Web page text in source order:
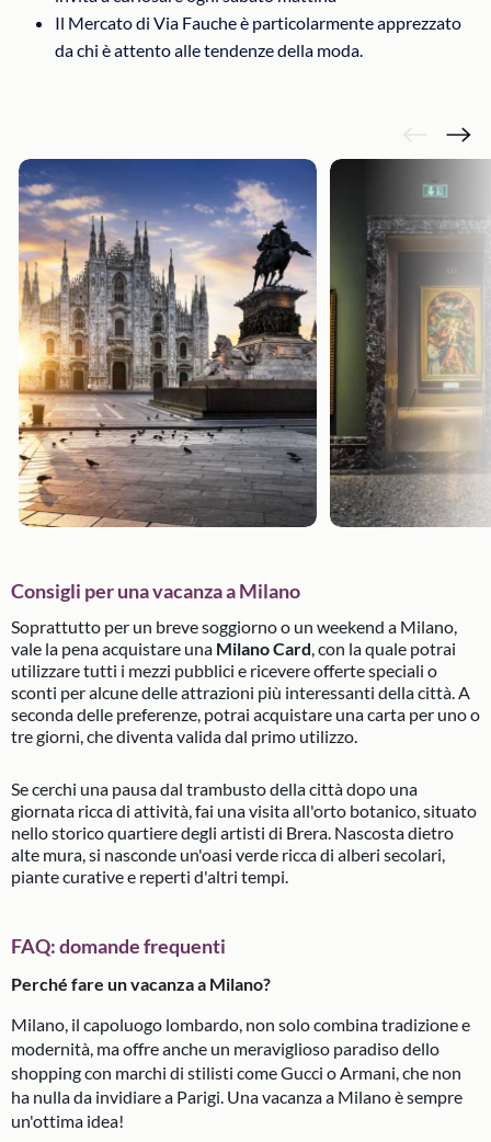
Il Mercato di Via Fauche è particolarmente apprezzato
da chi è attento alle tendenze della moda.
Consigli per una vacanza a Milano
Soprattutto per un breve soggiorno o un weekend a Milano,
vale la pena acquistare una Milano Card, con la quale potrai
utilizzare tutti i mezzi pubblici e ricevere offerte speciali o
sconti per alcune delle attrazioni più interessanti della città. A
seconda delle preferenze, potrai acquistare una carta per uno o
tre giorni, che diventa valida dal primo utilizzo.
Se cerchi una pausa dal trambusto della città dopo una
giornata ricca di attività, fai una visita all'orto botanico, situato
nello storico quartiere degli artisti di Brera. Nascosta dietro
alte mura, si nasconde un'oasi verde ricca di alberi secolari,
piante curative e reperti d'altri tempi.
FAQ: domande frequenti
Perché fare un vacanza a Milano?
Milano, il capoluogo lombardo, non solo combina tradizione e
modernità, ma offre anche un meraviglioso paradiso dello
shopping con marchi di stilisti come Gucci o Armani, che non
ha nulla da invidiare a Parigi. Una vacanza a Milano è sempre
un'ottima idea!